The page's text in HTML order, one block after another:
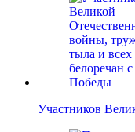
Участников